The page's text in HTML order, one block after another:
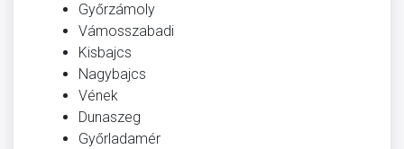
Győrzámoly
Vámosszabadi
Kisbajcs
Nagybajcs
Vének
Dunaszeg
Győrladamér